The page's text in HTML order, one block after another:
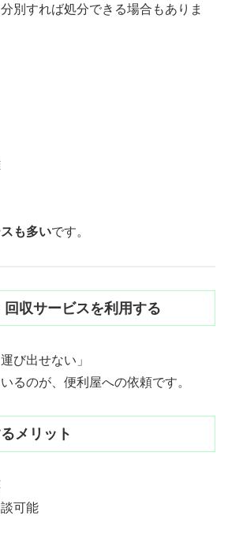
別すれば処分できる場合もありま
も多いです。
収サービスを利用する
び出せない」
るのが、便利屋への依頼です。
メリット
可能